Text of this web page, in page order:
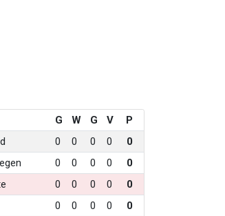
G W G V
P
0 0 0 0
0
0 0 0 0
0
0 0 0 0
0
0 0 0 0
0